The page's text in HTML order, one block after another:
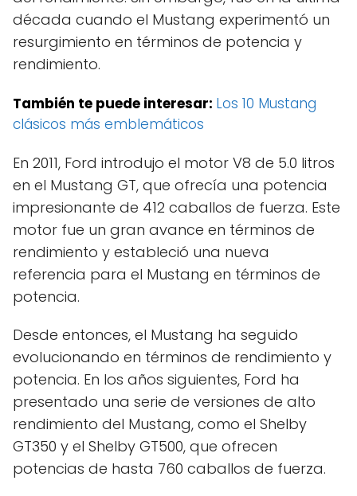
década cuando el Mustang experimentó un
resurgimiento en términos de potencia y
rendimiento.
También te puede interesar: Los 10 Mustang
clásicos más emblemáticos
En 2011, Ford introdujo el motor V8 de 5.0 litros
en el Mustang GT, que ofrecía una potencia
impresionante de 412 caballos de fuerza. Este
motor fue un gran avance en términos de
rendimiento y estableció una nueva
referencia para el Mustang en términos de
potencia.
Desde entonces, el Mustang ha seguido
evolucionando en términos de rendimiento y
potencia. En los años siguientes, Ford ha
presentado una serie de versiones de alto
rendimiento del Mustang, como el Shelby
GT350 y el Shelby GT500, que ofrecen
potencias de hasta 760 caballos de fuerza.